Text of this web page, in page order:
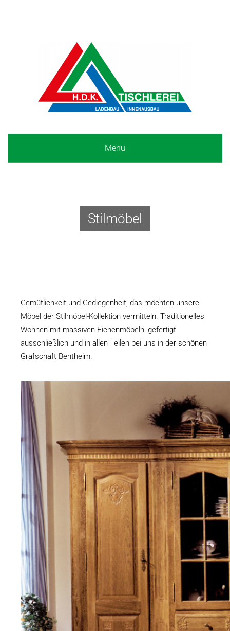
Menu
Stilmöbel
Gemütlichkeit und Gediegenheit, das möchten unsere
Möbel der Stilmöbel-Kollektion vermitteln. Traditionelles
Wohnen mit massiven Eichenmöbeln, gefertigt
ausschließlich und in allen Teilen bei uns in der schönen
Grafschaft Bentheim.